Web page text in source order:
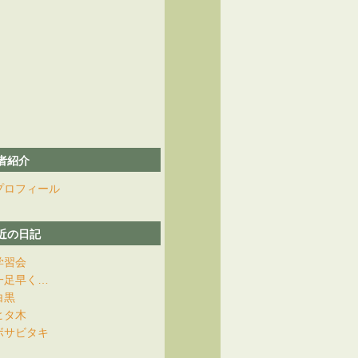
紹介
ロフィール
の日記
習会
足早く…
黒
タ木
サビタキ